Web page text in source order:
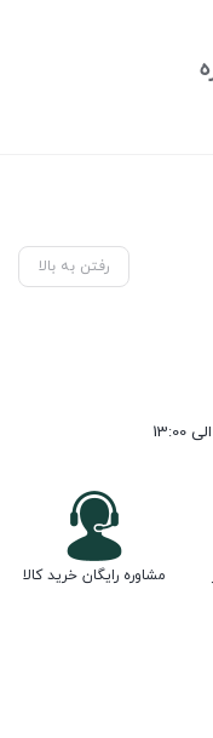
رفتن به بالا
مشاوره رایگان خرید کالا